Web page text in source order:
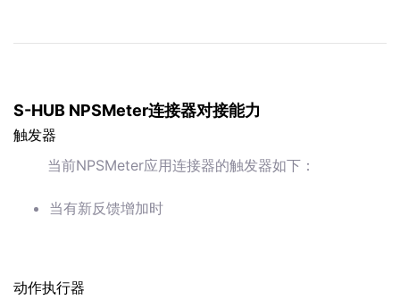
S-HUB NPSMeter连接器对接能力
触发器
当前NPSMeter应用连接器的触发器如下：
当有新反馈增加时
动作执行器